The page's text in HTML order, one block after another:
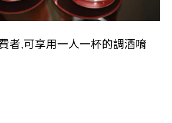
者,可享用一人一杯的調酒唷